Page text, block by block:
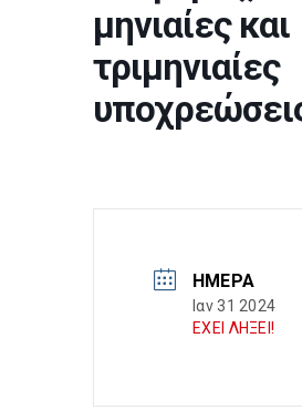
μηνιαίες και
τριμηνιαίες
ΗΜΈΡΑ
Ιαν 31 2024
ΕΧΕΙ ΛΗΞΕΙ!